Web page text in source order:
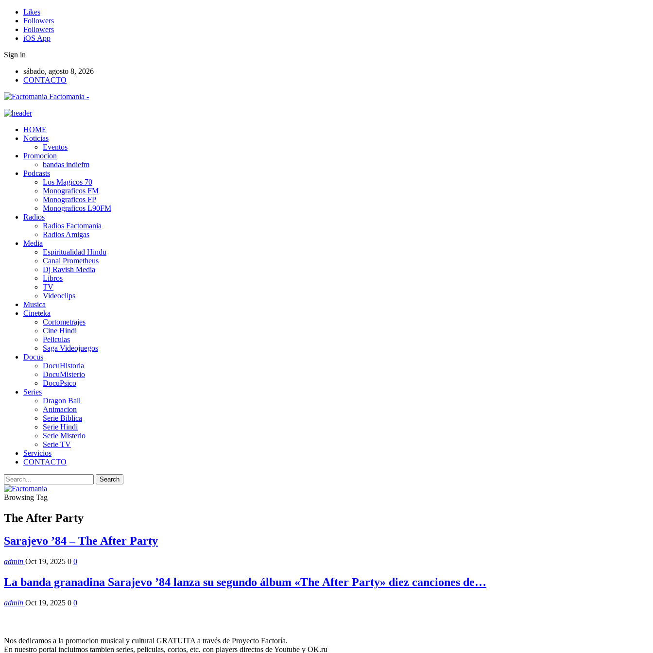
Likes
Followers
Followers
iOS App
Sign in
sábado, agosto 8, 2026
CONTACTO
Factomania -
HOME
Noticias
Eventos
Promocion
bandas indiefm
Podcasts
Los Magicos 70
Monograficos FM
Monograficos FP
Monograficos L90FM
Radios
Radios Factomania
Radios Amigas
Media
Espiritualidad Hindu
Canal Prometheus
Dj Ravish Media
Libros
TV
Videoclips
Musica
Cineteka
Cortometrajes
Cine Hindi
Peliculas
Saga Videojuegos
Docus
DocuHistoria
DocuMisterio
DocuPsico
Series
Dragon Ball
Animacion
Serie Biblica
Serie Hindi
Serie Misterio
Serie TV
Servicios
CONTACTO
Browsing Tag
The After Party
Sarajevo ’84 – The After Party
admin Oct 19, 2025 0 0
La banda granadina Sarajevo ’84 lanza su segundo álbum «The After Party» diez canciones de…
admin Oct 19, 2025 0 0
Nos dedicamos a la promocion musical y cultural GRATUITA a través de Proyecto Factoría.
En nuestro portal incluimos tambien series, peliculas, cortos, etc. con players directos de Youtube y OK.ru